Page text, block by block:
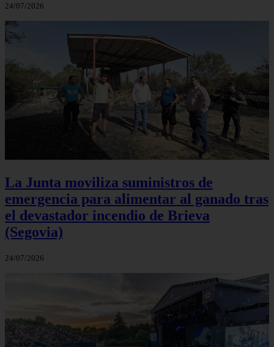
24/07/2026
La Junta moviliza suministros de
emergencia para alimentar al ganado tras
el devastador incendio de Brieva
(Segovia)
24/07/2026